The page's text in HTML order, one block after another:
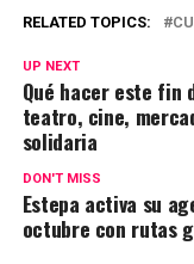
RELATED TOPICS:
UP NEXT
Qué hacer este fin
teatro, cine,
solidaria
DON'T MISS
Estepa activa su
octubre con rutas